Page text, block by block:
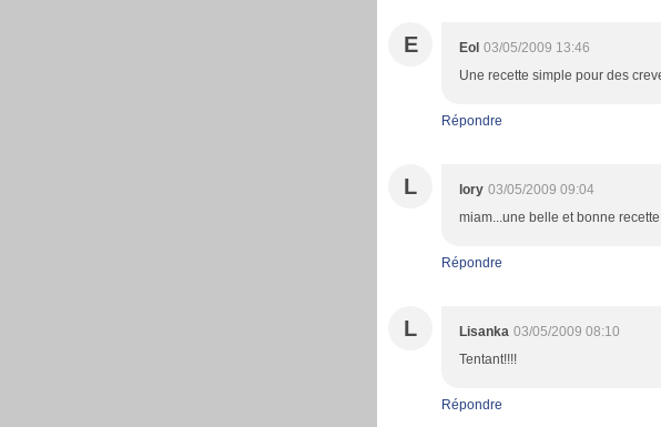
E Eol 03/05/2009 13:46
Une recette simple pour des
Répondre
L lory 03/05/2009 09:04
miam...une belle et bonne
Répondre
L Lisanka 03/05/2009 08:10
Tentant!!!!
Répondre